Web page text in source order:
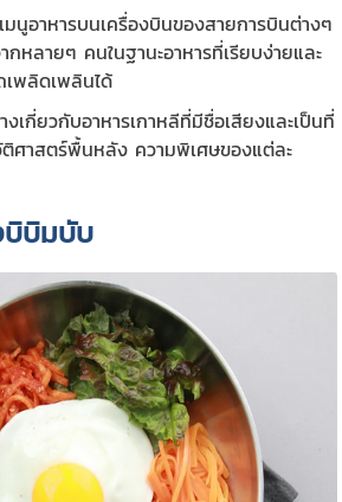
นูอาหารบนเครื่องบินของสายการบินต่างๆ
หลายๆ คนในฐานะอาหารที่เรียบง่ายและ
เพลิดเพลินได้
เกี่ยวกับอาหารเกาหลีที่มีชื่อเสียงและเป็นที่
ศาสตร์พื้นหลัง ความพิเศษของแต่ละ
บิมบับ